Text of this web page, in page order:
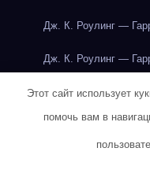
Дж. К. Роулинг —
Дж. К. Роулинг —
Дж. К. Роулинг —
Дж. К. Роулинг —
Дж. К. Роулинг —
Этот сайт использует
помочь вам в